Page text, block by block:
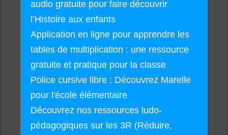
audio gratuite pour faire découvrir
l’Histoire aux enfants
Application en ligne pour apprendre les
tables de multiplication : une ressource
gratuite et pratique pour la classe
Police cursive libre : Découvrez Marelle
pour l'école élémentaire
Découvrez nos ressources ludo-
pédagogiques sur les 3R (Réduire,